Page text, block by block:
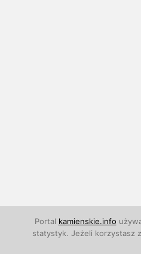
Portal kamienskie.info
statystyk. Jeżeli korzystasz